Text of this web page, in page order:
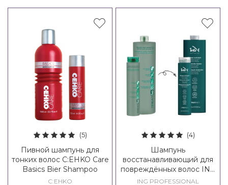
(5)
Пивной шампунь для
тонких волос C:EHKO Care
Basics Bier Shampoo
C:EHKO
(4)
Шампунь
восстанавливающий для
повреждённых волос ING
Treating Reconstruction
ING PROFESSIONAL